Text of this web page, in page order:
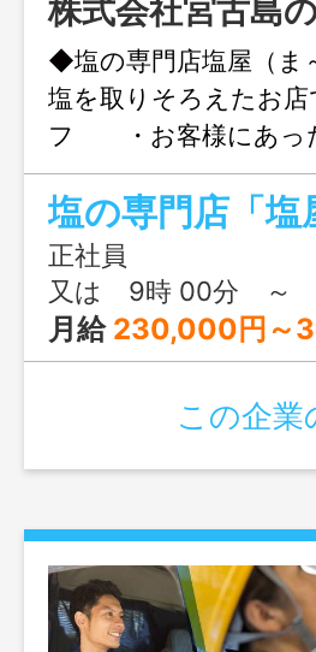
株式会社宮古島
◆塩の専門店塩屋（
塩を取りそろえたお
フ ・お客様にあっ
不随する業務（伝票作
◎ハローワーク窓口よ
で持参、 または郵
及び面接日時をご連絡
＊業務内容変更範囲
正社員
又は 9時 00分 ～
月給 230,000円～
この企